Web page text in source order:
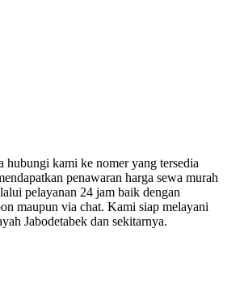
hubungi kami ke nomer yang tersedia
penawaran harga sewa murah
pelayanan 24 jam baik dengan
maupun via chat. Kami siap melayani
Jabodetabek dan sekitarnya.